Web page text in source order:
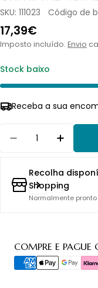
SKU: 111023 Código de
Preço
normal
17,39€
Imposto incluído. Envio
Stock baixo
Receba a sua
Diminuir
Recolha
Shopping
Normalmente
COMPRE E
Métodos
de
pagamento